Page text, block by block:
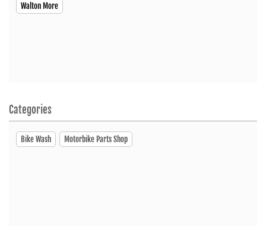
Hero MotoCorp Murad Automobiles -
Click To Call
Open At 09:00 AM
Walton More
Categories
Bike Wash Motorbike Parts Shop